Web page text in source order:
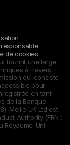
de cookies
fournit une large
à travers
qui consiste
pour
en tant
de la Banque
Mollie UK Ltd est
Authority (FRN :
Royaume-Uni.